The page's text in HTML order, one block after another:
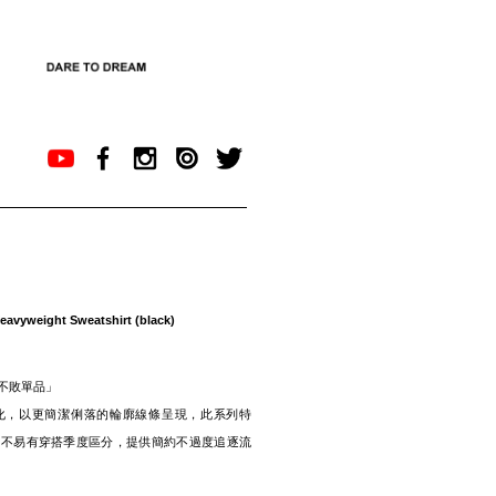
Sweatshirt (black)
敗單品」
，以更簡潔俐落的輪廓線條呈現，此系列特
易有穿搭季度區分，提供簡約不過度追逐流